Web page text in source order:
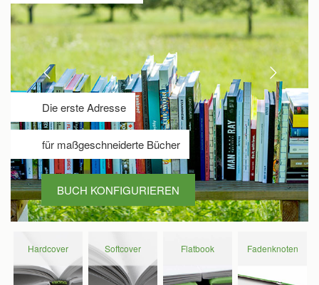
Die erste Adresse
für maßgeschneiderte Bücher
BUCH KONFIGURIEREN
Hard­cover Soft­cover Flat­book Faden­knoten